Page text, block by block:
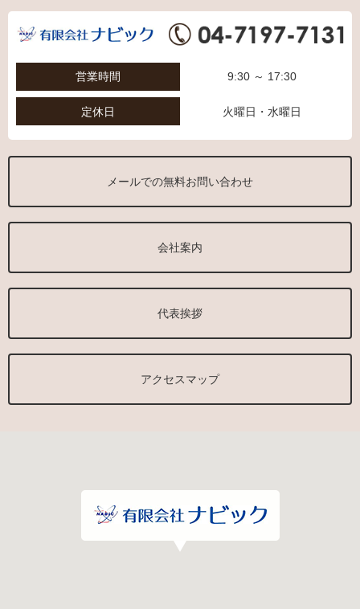
営業時間 9:30 ～ 17:30
定休日 火曜日・水曜日
メールでの無料お問い合わせ
会社案内
代表挨拶
アクセスマップ